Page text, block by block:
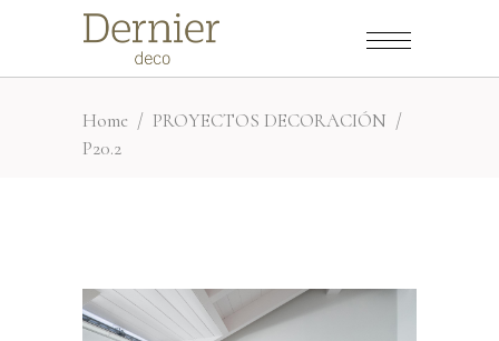
Home / PROYECTOS DECORACIÓN /
P20.2